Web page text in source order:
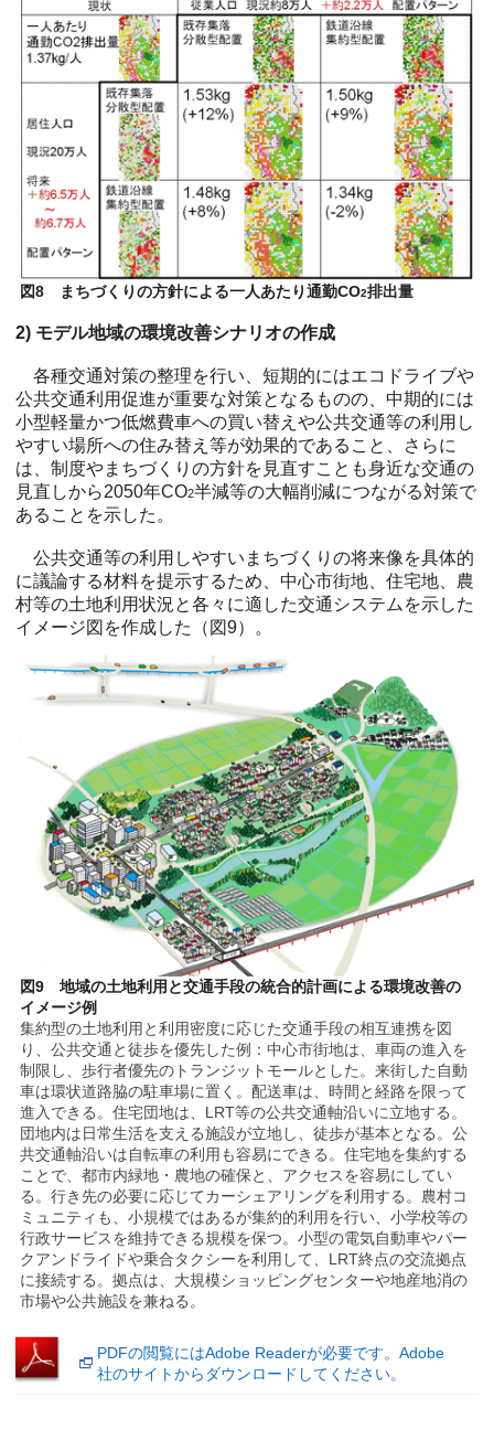
図8 まちづくりの方針による一人あたり通勤CO2排出量
2) モデル地域の環境改善シナリオの作成
各種交通対策の整理を行い、短期的にはエコドライブや
公共交通利用促進が重要な対策となるものの、中期的には
小型軽量かつ低燃費車への買い替えや公共交通等の利用し
やすい場所への住み替え等が効果的であること、さらに
は、制度やまちづくりの方針を見直すことも身近な交通の
見直しから2050年CO2半減等の大幅削減につながる対策で
あることを示した。
公共交通等の利用しやすいまちづくりの将来像を具体的
に議論する材料を提示するため、中心市街地、住宅地、農
村等の土地利用状況と各々に適した交通システムを示した
イメージ図を作成した（図9）。
図9 地域の土地利用と交通手段の統合的計画による環境改善の
イメージ例
集約型の土地利用と利用密度に応じた交通手段の相互連携を図
り、公共交通と徒歩を優先した例：中心市街地は、車両の進入を
制限し、歩行者優先のトランジットモールとした。来街した自動
車は環状道路脇の駐車場に置く。配送車は、時間と経路を限って
進入できる。住宅団地は、LRT等の公共交通軸沿いに立地する。
団地内は日常生活を支える施設が立地し、徒歩が基本となる。公
共交通軸沿いは自転車の利用も容易にできる。住宅地を集約する
ことで、都市内緑地・農地の確保と、アクセスを容易にしてい
る。行き先の必要に応じてカーシェアリングを利用する。農村コ
ミュニティも、小規模ではあるが集約的利用を行い、小学校等の
行政サービスを維持できる規模を保つ。小型の電気自動車やパー
クアンドライドや乗合タクシーを利用して、LRT終点の交流拠点
に接続する。拠点は、大規模ショッピングセンターや地産地消の
市場や公共施設を兼ねる。
PDFの閲覧にはAdobe Readerが必要です。Adobe
社のサイトからダウンロードしてください。